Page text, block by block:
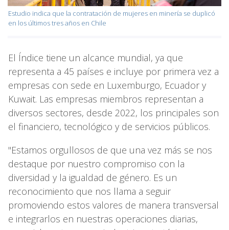
Estudio indica que la contratación de mujeres en minería se duplicó
en los últimos tres años en Chile
El Índice tiene un alcance mundial, ya que
representa a 45 países e incluye por primera vez a
empresas con sede en Luxemburgo, Ecuador y
Kuwait. Las empresas miembros representan a
diversos sectores, desde 2022, los principales son
el financiero, tecnológico y de servicios públicos.
"Estamos orgullosos de que una vez más se nos
destaque por nuestro compromiso con la
diversidad y la igualdad de género. Es un
reconocimiento que nos llama a seguir
promoviendo estos valores de manera transversal
e integrarlos en nuestras operaciones diarias,